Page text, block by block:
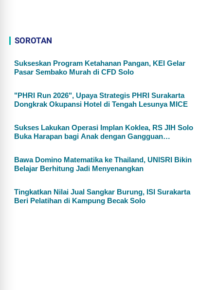
SOROTAN
Sukseskan Program Ketahanan Pangan, KEI Gelar
Pasar Sembako Murah di CFD Solo
"PHRI Run 2026", Upaya Strategis PHRI Surakarta
Dongkrak Okupansi Hotel di Tengah Lesunya MICE
Sukses Lakukan Operasi Implan Koklea, RS JIH Solo
Buka Harapan bagi Anak dengan Gangguan
Bawa Domino Matematika ke Thailand, UNISRI Bikin
Belajar Berhitung Jadi Menyenangkan
Tingkatkan Nilai Jual Sangkar Burung, ISI Surakarta
Beri Pelatihan di Kampung Becak Solo